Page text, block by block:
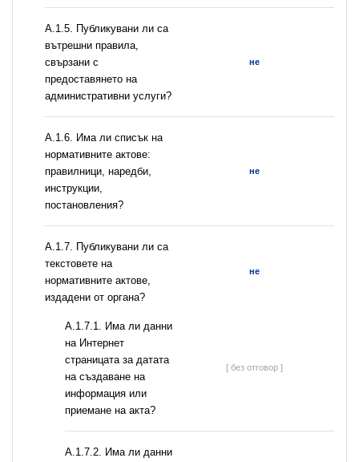
А.1.5. Публикувани ли са
вътрешни правила,
свързани с
предоставянето на
административни услуги?
не
А.1.6. Има ли списък на
нормативните актове:
правилници, наредби,
инструкции,
постановления?
не
А.1.7. Публикувани ли са
текстовете на
нормативните актове,
издадени от органа?
не
A.1.7.1. Има ли данни
на Интернет
страницата за датата
на създаване на
информация или
приемане на акта?
[ без отговор ]
A.1.7.2. Има ли данни